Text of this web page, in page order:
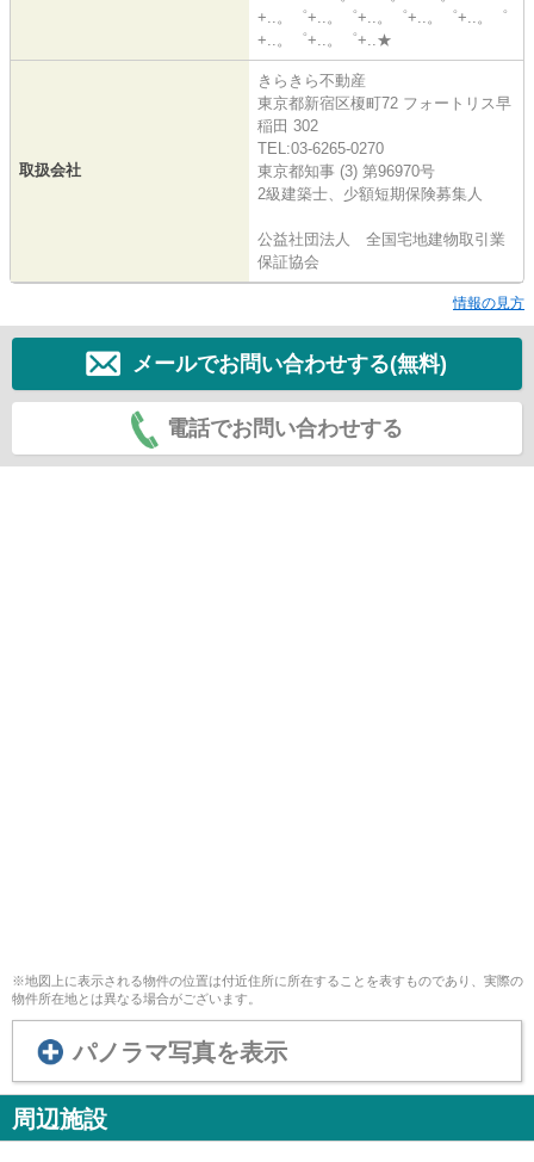
+..。゜+..。゜+..。゜+..。゜+..。゜
+..。゜+..。゜+..★
取扱会社
きらきら不動産
東京都新宿区榎町72 フォートリス早
稲田 302
TEL:03-6265-0270
東京都知事 (3) 第96970号
2級建築士、少額短期保険募集人
公益社団法人 全国宅地建物取引業
保証協会
情報の見方
メールでお問い合わせする(無料)
電話でお問い合わせする
※地図上に表示される物件の位置は付近住所に所在することを表すものであり、実際の
物件所在地とは異なる場合がございます。
パノラマ写真を表示
周辺施設